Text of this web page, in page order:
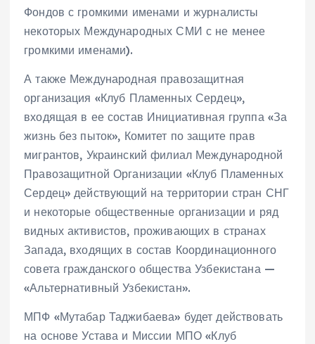
Фондов с громкими именами и журналисты
некоторых Международных СМИ с не менее
громкими именами).
А также Международная правозащитная
организация «Клуб Пламенных Сердец»,
входящая в ее состав Инициативная группа «За
жизнь без пыток», Комитет по защите прав
мигрантов, Украинский филиал Международной
Правозащитной Организации «Клуб Пламенных
Сердец» действующий на территории стран СНГ
и некоторые общественные организации и ряд
видных активистов, проживающих в странах
Запада, входящих в состав Координационного
совета гражданского общества Узбекистана —
«Альтернативный Узбекистан».
МПФ «Мутабар Таджибаева» будет действовать
на основе Устава и Миссии МПО «Клуб